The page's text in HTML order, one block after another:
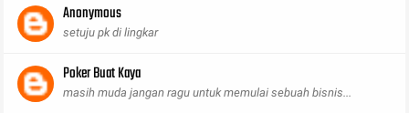
Anonymous
setuju pk di lingkar
Poker Buat Kaya
masih muda jangan ragu untuk memulai sebuah bisnis...